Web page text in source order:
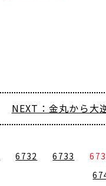
NEXT：金丸から大
6732 6733